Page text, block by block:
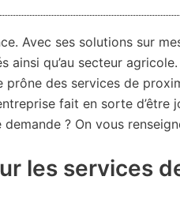
Avec ses solutions sur
qu’au secteur
prône des services de
fait en sorte
? On vous
les services